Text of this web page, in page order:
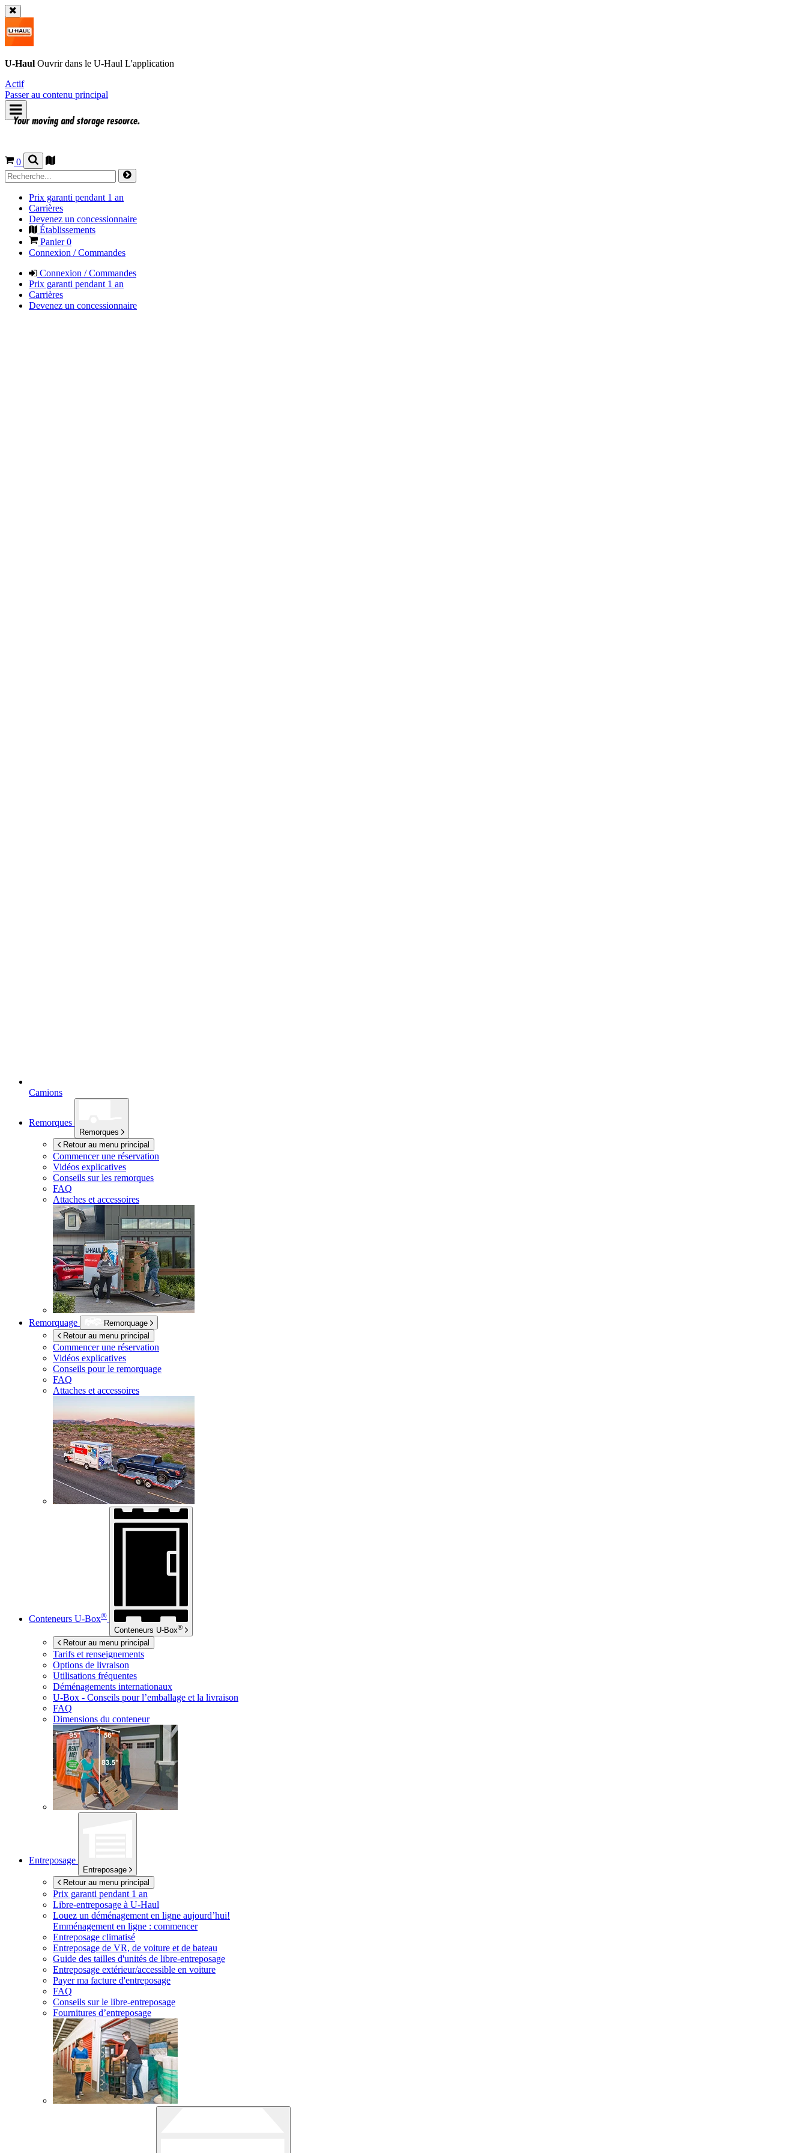
U-Haul Ouvrir dans le U-Haul L'application
Actif
Passer au contenu principal
0
Prix garanti pendant 1 an
Carrières
Devenez un concessionnaire
Établissements
Panier0
Connexion / Commandes
Connexion / Commandes
Prix garanti pendant 1 an
Carrières
Devenez un concessionnaire
Camions
Remorques
Remorques
Retour au menu principal
Commencer une réservation
Vidéos explicatives
Conseils sur les remorques
FAQ
Attaches et accessoires
Remorquage
Remorquage
Retour au menu principal
Commencer une réservation
Vidéos explicatives
Conseils pour le remorquage
FAQ
Attaches et accessoires
Conteneurs U-Box®
Conteneurs U-Box®
Retour au menu principal
Tarifs et renseignements
Options de livraison
Utilisations fréquentes
Déménagements internationaux
U-Box - Conseils pour l’emballage et la livraison
FAQ
Dimensions du conteneur
Entreposage
Entreposage
Retour au menu principal
Prix garanti pendant 1 an
Libre-entreposage à U-Haul
Louez un déménagement en ligne aujourd’hui!
Emménagement en ligne : commencer
Entreposage climatisé
Entreposage de VR, de voiture et de bateau
Guide des tailles d'unités de libre-entreposage
Entreposage extérieur/accessible en voiture
Payer ma facture d'entreposage
FAQ
Conseils sur le libre-entreposage
Fournitures d’entreposage